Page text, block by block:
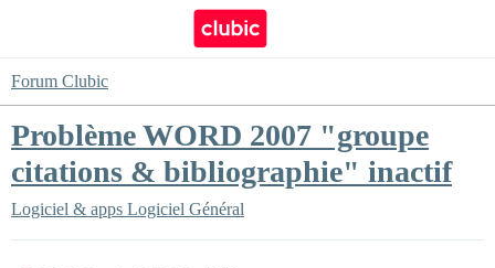
Forum Clubic
Problème WORD 2007 "groupe
citations & bibliographie" inactif
Logiciel & apps Logiciel Général